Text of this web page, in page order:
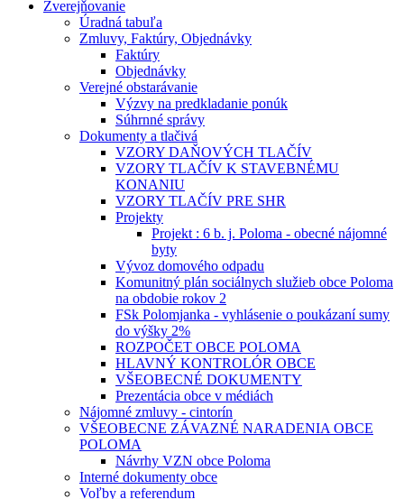
Zverejňovanie
Úradná tabuľa
Zmluvy, Faktúry, Objednávky
Faktúry
Objednávky
Verejné obstarávanie
Výzvy na predkladanie ponúk
Súhrnné správy
Dokumenty a tlačivá
VZORY DAŇOVÝCH TLAČÍV
VZORY TLAČÍV K STAVEBNÉMU
KONANIU
VZORY TLAČÍV PRE SHR
Projekty
Projekt : 6 b. j. Poloma - obecné nájomné
byty
Vývoz domového odpadu
Komunitný plán sociálnych služieb obce Poloma
na obdobie rokov 2
FSk Polomjanka - vyhlásenie o poukázaní sumy
do výšky 2%
ROZPOČET OBCE POLOMA
HLAVNÝ KONTROLÓR OBCE
VŠEOBECNÉ DOKUMENTY
Prezentácia obce v médiách
Nájomné zmluvy - cintorín
VŠEOBECNE ZÁVAZNÉ NARADENIA OBCE
POLOMA
Návrhy VZN obce Poloma
Interné dokumenty obce
Voľby a referendum